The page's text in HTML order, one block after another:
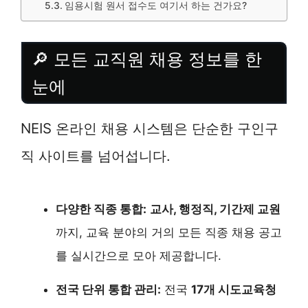
임용시험 원서 접수도 여기서 하는 건가요?
🔎 모든 교직원 채용 정보를 한
눈에
NEIS 온라인 채용 시스템은 단순한 구인구
직 사이트를 넘어섭니다.
다양한 직종 통합: 교사, 행정직, 기간제 교원
까지, 교육 분야의 거의 모든 직종 채용 공고
를 실시간으로 모아 제공합니다.
전국 단위 통합 관리: 전국 17개 시도교육청